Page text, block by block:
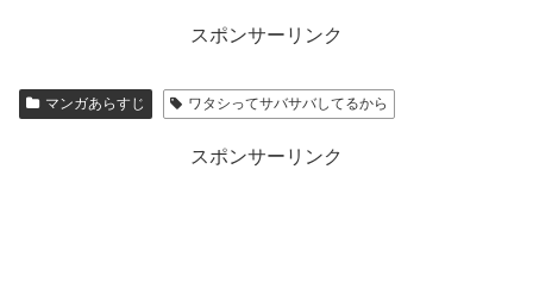
スポンサーリンク
マンガあらすじ ワタシってサバサバしてるから
スポンサーリンク